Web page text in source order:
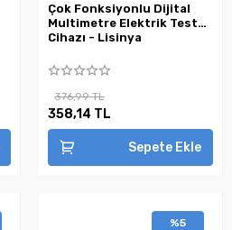
Çok Fonksiyonlu Dijital
Multimetre Elektrik Test
Cihazı - Lisinya
376,99 TL
358,14 TL
Sepete Ekle
%5